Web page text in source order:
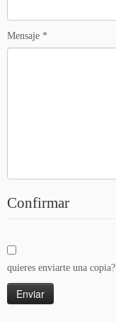
Mensaje *
Confirmar
quieres enviarte una copia?